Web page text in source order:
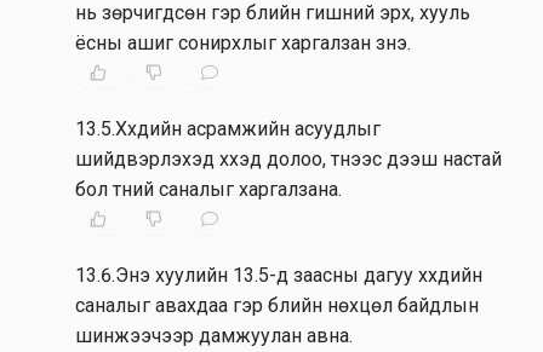
нь зөрчигдсөн гэр бүлийн гишүүний эрх, хууль
ёсны ашиг сонирхлыг харгалзан үзнэ.
13.5.Хүүхдийн асрамжийн асуудлыг
шийдвэрлэхэд хүүхэд долоо, түүнээс дээш настай
бол түүний саналыг харгалзана.
13.6.Энэ хуулийн 13.5-д заасны дагуу хүүхдийн
саналыг авахдаа гэр бүлийн нөхцөл байдлын
шинжээчээр дамжуулан авна.